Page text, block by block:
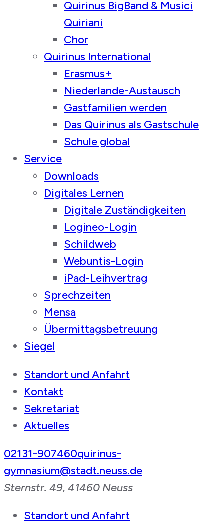
Quirinus BigBand & Musici
Quiriani
Chor
Quirinus International
Erasmus+
Niederlande-Austausch
Gastfamilien werden
Das Quirinus als Gastschule
Schule global
Service
Downloads
Digitales Lernen
Digitale Zuständigkeiten
Logineo-Login
Schildweb
Webuntis-Login
iPad-Leihvertrag
Sprechzeiten
Mensa
Übermittagsbetreuung
Siegel
Standort und Anfahrt
Kontakt
Sekretariat
Aktuelles
02131-907460quirinus-
gymnasium@stadt.neuss.de
Sternstr. 49, 41460 Neuss
Standort und Anfahrt